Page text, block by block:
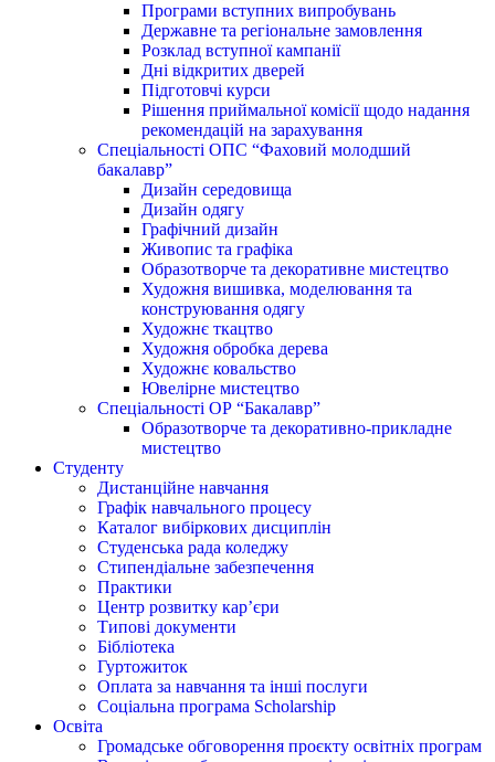
Програми вступних випробувань
Державне та регіональне замовлення
Розклад вступної кампанії
Дні відкритих дверей
Підготовчі курси
Рішення приймальної комісії щодо надання
рекомендацій на зарахування
Спеціальності ОПС “Фаховий молодший
бакалавр”
Дизайн середовища
Дизайн одягу
Графічний дизайн
Живопис та графіка
Образотворче та декоративне мистецтво
Художня вишивка, моделювання та
конструювання одягу
Художнє ткацтво
Художня обробка дерева
Художнє ковальство
Ювелірне мистецтво
Спеціальності ОР “Бакалавр”
Образотворче та декоративно-прикладне
мистецтво
Студенту
Дистанційне навчання
Графік навчального процесу
Каталог вибіркових дисциплін
Студенська рада коледжу
Стипендіальне забезпечення
Практики
Центр розвитку кар’єри
Типові документи
Бібліотека
Гуртожиток
Оплата за навчання та інші послуги
Соціальна програма Scholarship
Освіта
Громадське обговорення проєкту освітніх програм